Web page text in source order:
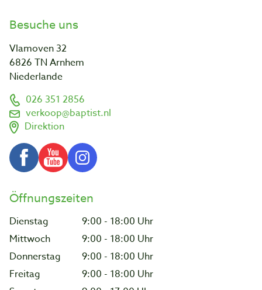
Besuche uns
Vlamoven 32
6826 TN Arnhem
Niederlande
026 351 2856
verkoop@baptist.nl
Direktion
Öffnungszeiten
Dienstag
9:00 - 18:00 Uhr
Mittwoch
9:00 - 18:00 Uhr
Donnerstag
9:00 - 18:00 Uhr
Freitag
9:00 - 18:00 Uhr